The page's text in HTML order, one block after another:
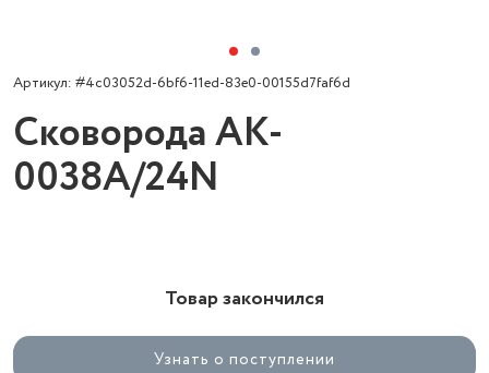
Артикул: #4c03052d-6bf6-11ed-83e0-00155d7faf6d
Сковорода AK-
0038A/24N
Товар закончился
Узнать о поступлении